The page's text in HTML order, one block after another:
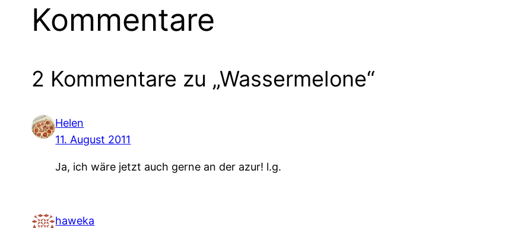
Kommentare
2 Kommentare zu „Wassermelone“
Helen
11. August 2011
Ja, ich wäre jetzt auch gerne an der azur! l.g.
haweka